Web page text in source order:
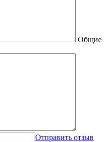
Общие
Отправить отзыв